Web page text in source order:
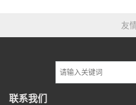
友
联系我们